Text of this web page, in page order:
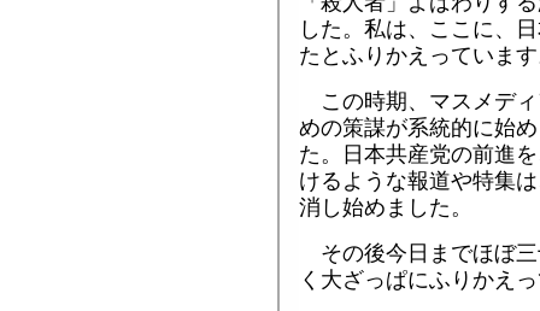
した。私は、ここに、
たとふりかえっていま
この時期、マスメデ
めの策謀が系統的に始
た。日本共産党の前進
けるような報道や特集
消し始めました。
その後今日までほぼ
く大ざっぱにふりかえ